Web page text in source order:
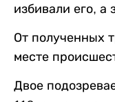
избивали его, а
От полученных
месте
Двое